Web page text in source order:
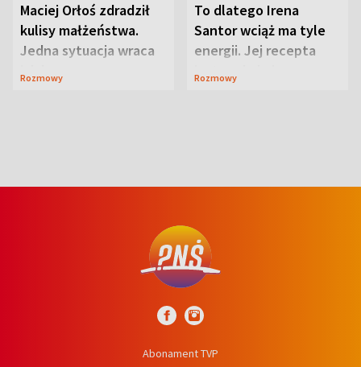
Maciej Orłoś zdradził
kulisy małżeństwa.
Jedna sytuacja wraca
jak bumerang
Rozmowy
To dlatego Irena
Santor wciąż ma tyle
energii. Jej recepta
jest zaskakująco
Rozmowy
Abonament TVP